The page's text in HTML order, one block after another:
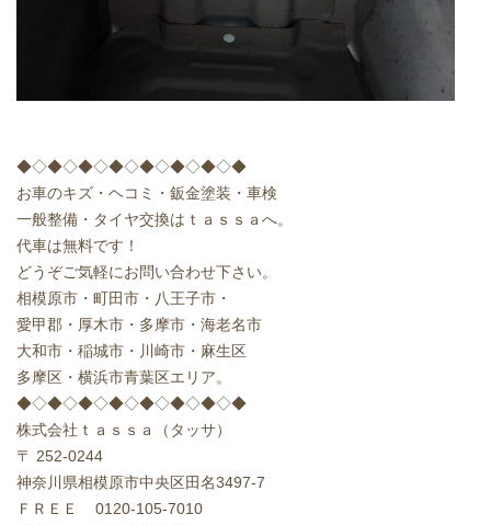
◆◇◆◇◆◇◆◇◆◇◆◇◆◇◆
お車のキズ・ヘコミ・鈑金塗装・車検
一般整備・タイヤ交換はｔａｓｓａへ。
代車は無料です！
どうぞご気軽にお問い合わせ下さい。
相模原市 ・町田市・八王子市・
愛甲郡・厚木市・多摩市・海老名市
大和市・稲城市・川崎市・麻生区
多摩区・横浜市青葉区エリア。
◆◇◆◇◆◇◆◇◆◇◆◇◆◇◆
株式会社 ｔａｓｓａ（タッサ）
〒 252-0244
神奈川県相模原市中央区田名3497-7
ＦＲＥＥ
0120-105-7010